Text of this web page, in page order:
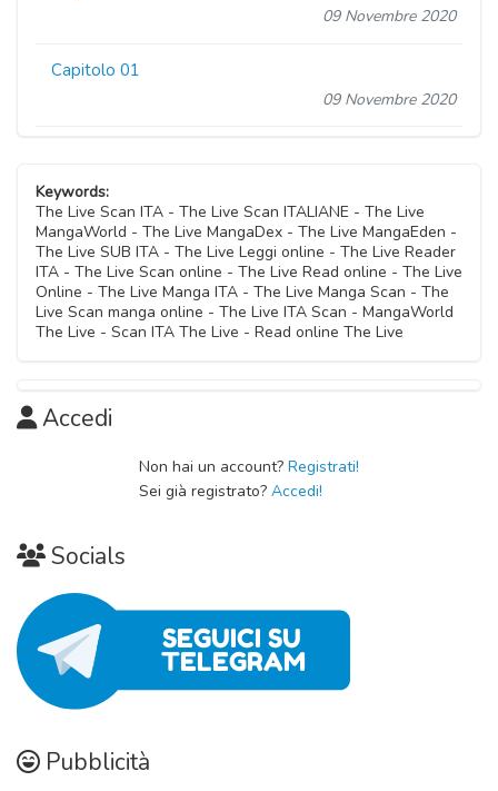
09 Novembre 2020
Capitolo 01
09 Novembre 2020
Keywords:
The Live Scan ITA - The Live Scan ITALIANE - The Live
MangaWorld - The Live MangaDex - The Live MangaEden -
The Live SUB ITA - The Live Leggi online - The Live Reader
ITA - The Live Scan online - The Live Read online - The Live
Online - The Live Manga ITA - The Live Manga Scan - The
Live Scan manga online - The Live ITA Scan - MangaWorld
The Live - Scan ITA The Live - Read online The Live
Accedi
Non hai un account? Registrati!
Sei già registrato? Accedi!
Socials
Pubblicità